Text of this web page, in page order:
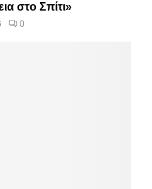
στο Σπίτι»
0